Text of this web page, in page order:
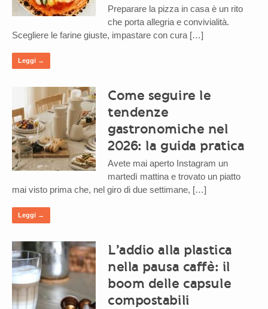
Preparare la pizza in casa è un rito
che porta allegria e convivialità.
Scegliere le farine giuste, impastare con cura […]
Leggi →
Come seguire le
tendenze
gastronomiche nel
2026: la guida pratica
Avete mai aperto Instagram un
martedì mattina e trovato un piatto
mai visto prima che, nel giro di due settimane, […]
Leggi →
L’addio alla plastica
nella pausa caffè: il
boom delle capsule
compostabili